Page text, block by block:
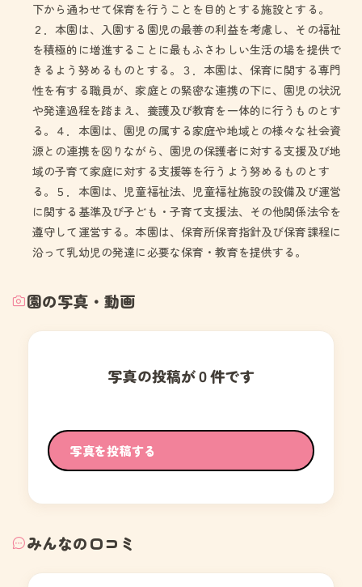
下から通わせて保育を行うことを目的とする施設とする。
２．本園は、入園する園児の最善の利益を考慮し、その福祉
を積極的に増進することに最もふさわしい生活の場を提供で
きるよう努めるものとする。３．本園は、保育に関する専門
性を有する職員が、家庭との緊密な連携の下に、園児の状況
や発達過程を踏まえ、養護及び教育を一体的に行うものとす
る。４．本園は、園児の属する家庭や地域との様々な社会資
源との連携を図りながら、園児の保護者に対する支援及び地
域の子育て家庭に対する支援等を行うよう努めるものとす
る。５．本園は、児童福祉法、児童福祉施設の設備及び運営
に関する基準及び子ども・子育て支援法、その他関係法令を
遵守して運営する。本園は、保育所保育指針及び保育課程に
沿って乳幼児の発達に必要な保育・教育を提供する。
園の写真・動画
写真の投稿が０件です
写真を投稿する
みんなの口コミ